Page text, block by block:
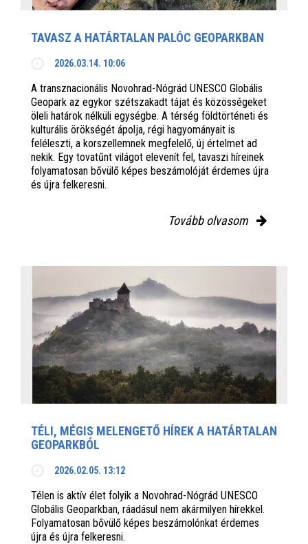
TAVASZ A HATÁRTALAN PALÓC GEOPARKBAN
2026.03.14. 10:06
A transznacionális Novohrad-Nógrád UNESCO Globális
Geopark az egykor szétszakadt tájat és közösségeket
öleli határok nélküli egységbe. A térség földtörténeti és
kulturális örökségét ápolja, régi hagyományait is
feléleszti, a korszellemnek megfelelő, új értelmet ad
nekik. Egy tovatűnt világot elevenít fel, tavaszi híreinek
folyamatosan bővülő képes beszámolóját érdemes újra
és újra felkeresni.
Tovább olvasom
TÉLI, MÉGIS MELENGETŐ HÍREK A HATÁRTALAN
GEOPARKBÓL
2026.02.05. 13:12
Télen is aktív élet folyik a Novohrad-Nógrád UNESCO
Globális Geoparkban, ráadásul nem akármilyen hírekkel.
Folyamatosan bővülő képes beszámolónkat érdemes
újra és újra felkeresni.